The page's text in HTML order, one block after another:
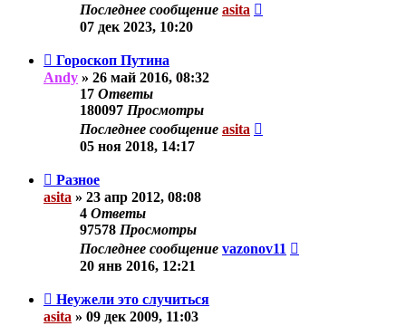
Последнее сообщение asita
07 дек 2023, 10:20
Гороскоп Путина
Andy » 26 май 2016, 08:32
17 Ответы
180097 Просмотры
Последнее сообщение asita
05 ноя 2018, 14:17
Разное
asita » 23 апр 2012, 08:08
4 Ответы
97578 Просмотры
Последнее сообщение vazonov11
20 янв 2016, 12:21
Неужели это случиться
asita » 09 дек 2009, 11:03